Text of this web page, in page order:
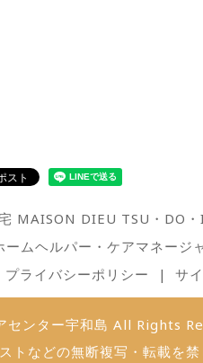
MAISON DIEU TSU・DO
ームヘルパー・ケアマネージ
プライバシーポリシー サ
ンター宇和島 All Rights
トなどの無断複写・転載を禁